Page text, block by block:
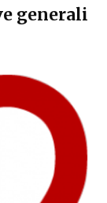
generali